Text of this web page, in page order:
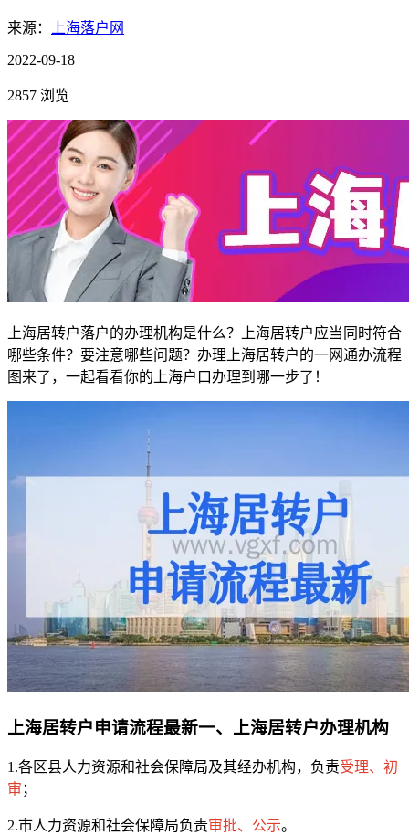
来源： 上海落户网
2022-09-18
2857 浏览
上海居转户落户的办理机构是什么？上海居转户应当同时符合
哪些条件？要注意哪些问题？办理上海居转户的一网通办流程
图来了，一起看看你的上海户口办理到哪一步了！
上海居转户申请流程最新一、上海居转户办理机构
1.各区县人力资源和社会保障局及其经办机构，负责受理、初
审 ；
2.市人力资源和社会保障局负责审批、公示。